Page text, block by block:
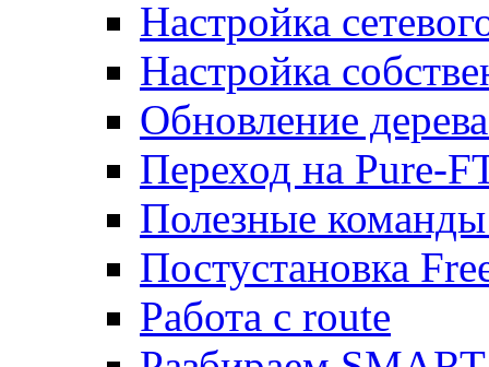
Настройка
Настройка
Обновление
Переход на Pure-
Полезные
Постустановка
Работа с route